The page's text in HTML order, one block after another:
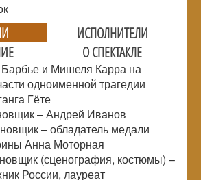
ИСПОЛНИТЕЛИ
О СПЕКТАКЛЕ
и Мишеля Карра на
одноименной трагедии
Гёте
– Андрей Иванов
– обладатель медали
Анна Моторная
(сценография, костюмы) –
России, лауреат